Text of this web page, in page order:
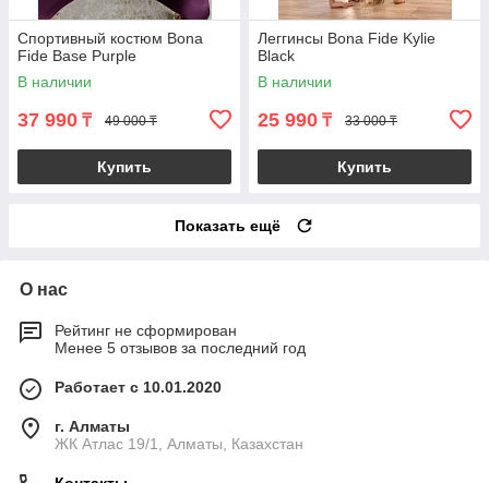
Спортивный костюм Bona
Fide Base Purple
В наличии
37 990 ₸ 49 000 ₸
Купить
Леггинсы Bona Fide Kylie
Black
В наличии
25 990 ₸ 33 000 ₸
Купить
Показать ещё
О нас
Рейтинг не сформирован
Менее 5 отзывов за последний год
Работает с 10.01.2020
г. Алматы
ЖК Атлас 19/1, Алматы, Казахстан